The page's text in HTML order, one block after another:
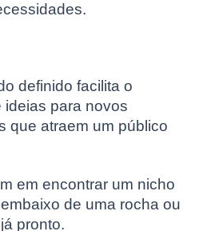
definido facilita o
para novos
que atraem um público
em encontrar um nicho
de uma rocha ou
pronto.